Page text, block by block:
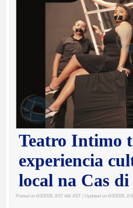
Teatro Intimo
experiencia
local na Cas
Posted on 6/3/2026, 8:57 AM AST | Updated on 6/3/2026,